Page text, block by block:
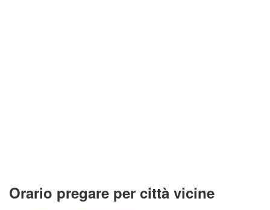
Orario pregare per città vicine